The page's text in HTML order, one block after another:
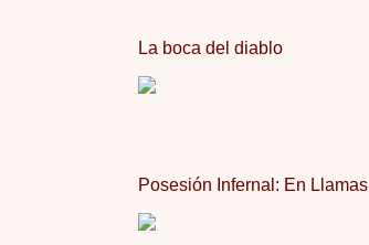
La boca del diablo
Posesión Infernal: En Llamas